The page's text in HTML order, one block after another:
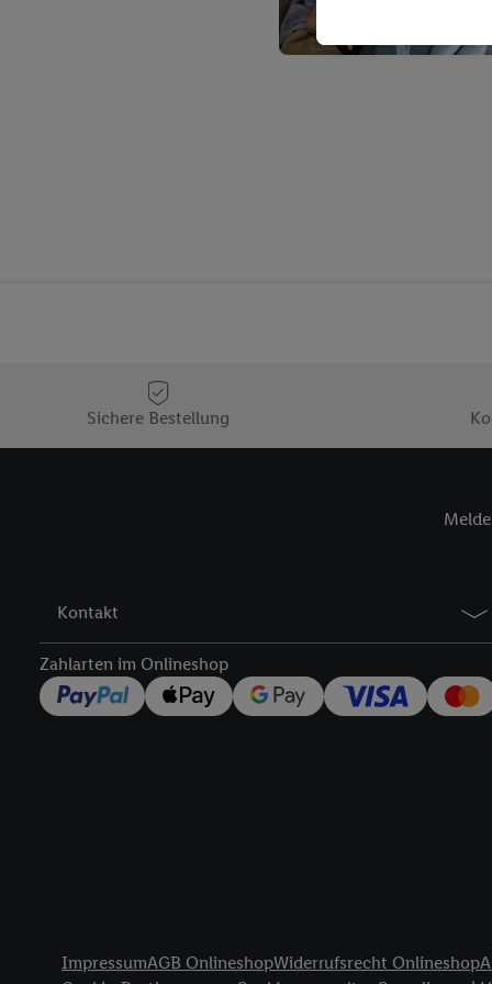
Sichere Bestellung
Kontakt
Zahlarten im Onlineshop
ImpressumAGB OnlineshopWiderrufsrecht Onlineshop
Kaufverhalten in den
genauen
Hierzu wird von uns
Adresse in
den Lidl-Diensten
Wenn das der Fall ist,
Insbesondere können
werden, damit wir
Nutzung der Utiq-
„Zustimmen“ stimmen
genannten Partner
jederzeit mit Wirkung
Unter
Anzeige von
Verknüpfung
Verwendung